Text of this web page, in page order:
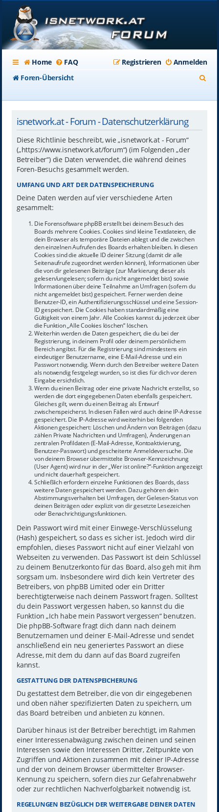
Home FAQ Anmelden
Registrieren
Foren-Übersicht
isnetwork.at - Forum - Datenschutzerklärung
Diese Richtlinie beschreibt, wie „isnetwork.at - Forum“
(„https://www.isnetwork.at/forum“) (im Folgenden „der
Betreiber“) die Daten verwendet, die während deines
Foren-Besuchs gesammelt werden.
UMFANG UND ART DER DATENSPEICHERUNG
Deine Daten werden auf vier verschiedene Arten
gesammelt:
Die Forensoftware phpBB erstellt bei deinem Besuch des
Boards mehrere Cookies. Cookies sind kleine Textdateien, die
dein Browser als temporäre Dateien ablegt und die zwischen
den einzelnen Aufrufen des Boards erhalten bleiben. In diesen
Cookies sind die aktuelle ID deiner Sitzung (damit dir alle
Seitenaufrufe zugeordnet werden können), Informationen über
die von dir gelesenen Beiträge (zur Markierung dieser als
gelesen/ungelesen; sofern du nicht angemeldet bist) sowie
Informationen über deine Teilnahme an Umfragen (sofern du
nicht angemeldet bist) gespeichert. Ferner werden deine
Benutzer-ID, ein Authentifizierungsschlüssel und eine Session-
ID gespeichert. Die Cookies haben standardmäßig eine
Gültigkeit von einem Jahr. Alle Cookies kannst du jederzeit über
die Funktion „Alle Cookies löschen“ löschen.
Weiterhin werden die Daten gespeichert, die du bei der
Registrierung, in deinem Profil oder deinem persönlichem
Bereich angibst. Für die Registrierung sind mindestens ein
eindeutiger Benutzername, eine E-Mail-Adresse und ein
Passwort notwendig. Wenn durch den Betreiber weitere Daten
als notwendig festgelegt wurden, so ist dies für dich vor deren
Eingabe ersichtlich.
Wenn du einen Beitrag oder eine private Nachricht erstellst, so
werden die dort eingegebenen Daten ebenfalls gespeichert.
Gleiches gilt, wenn du einen Beitrag als Entwurf
zwischenspeicherst. In diesen Fällen wird auch deine IP-Adresse
gespeichert. Die IP-Adresse wird weiterhin bei folgenden
Aktionen gespeichert: Löschen und Ändern von Beiträgen (dazu
zählen Private Nachrichten und Umfragen), Änderungen an
zentralen Profildaten (E-Mail-Adresse, Kontoaktivierung,
Benutzer-Passwort) und gescheiterte Anmeldeversuche. Die
von deinem Browser übermittelte Browser-Kennzeichnung
(User Agent) wird nur in der „Wer ist online?“-Funktion angezeigt
und nicht dauerhaft gespeichert.
Schließlich erfordern einzelne Funktionen des Boards, dass
weitere Daten gespeichert werden. Dazu gehören dein
Abstimmungsverhalten bei Umfragen, der Gelesen-Status von
deinen Beiträgen oder explizit von dir gesetzte Lesezeichen
oder Benachrichtigungsfunktionen.
Dein Passwort wird mit einer Einwege-Verschlüsselung
(Hash) gespeichert, so dass es sicher ist. Jedoch wird dir
empfohlen, dieses Passwort nicht auf einer Vielzahl von
Webseiten zu verwenden. Das Passwort ist dein Schlüssel
zu deinem Benutzerkonto für das Board, also geh mit ihm
sorgsam um. Insbesondere wird dich kein Vertreter des
Betreibers, von phpBB Limited oder ein Dritter
berechtigterweise nach deinem Passwort fragen. Solltest
du dein Passwort vergessen haben, so kannst du die
Funktion „Ich habe mein Passwort vergessen“ benutzen.
Die phpBB-Software fragt dich dann nach deinem
Benutzernamen und deiner E-Mail-Adresse und sendet
anschließend ein neu generiertes Passwort an diese
Adresse, mit dem du dann auf das Board zugreifen
kannst.
GESTATTUNG DER DATENSPEICHERUNG
Du gestattest dem Betreiber, die von dir eingegebenen
und oben näher spezifizierten Daten zu speichern, um
das Board betreiben und anbieten zu können.
Darüber hinaus ist der Betreiber berechtigt, im Rahmen
einer Interessenabwägung zwischen deinen und seinen
Interessen sowie den Interessen Dritter, Zeitpunkte von
Zugriffen und Aktionen zusammen mit deiner IP-Adresse
und der von deinem Browser übermittelter Browser-
Kennung zu speichern, sofern dies zur Gefahrenabwehr
oder zur rechtlichen Nachverfolgbarkeit notwendig ist.
REGELUNGEN BEZÜGLICH DER WEITERGABE DEINER DATEN